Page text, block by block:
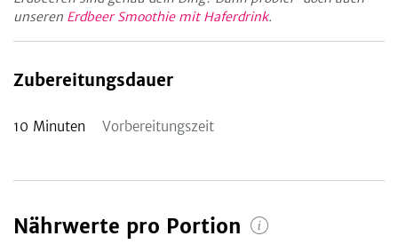
unseren Erdbeer Smoothie mit Haferdrink.
Zubereitungsdauer
10 Minuten Vorbereitungszeit
Nährwerte pro Portion